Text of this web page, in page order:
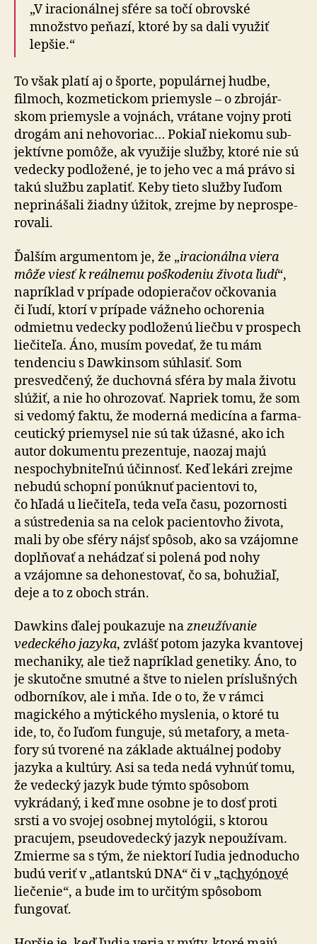
„V iracionálnej sfére sa točí obrovské
množstvo peňazí, ktoré by sa dali využiť
lepšie.“
To však platí aj o športe, populárnej hudbe,
filmoch, kozmetickom priemysle – o zbro­jár­
skom prie­mys­le a voj­nách, vrátane vojny proti
drogám ani ne­ho­vo­riac… Pokiaľ nie­komu sub­
jek­tívne pomôže, ak vyu­ži­je služby, ktoré nie sú
vedecky pod­lo­že­né, je to jeho vec a má právo si
takú službu zaplatiť. Keby tieto služby ľuďom
ne­pri­ná­ša­li žiadny úžitok, zrejme by ne­pros­pe­
ro­va­li.
Ďalším argumentom je, že „ira­cio­nálna viera
môže viesť k reál­nemu poš­ko­de­niu života ľudí“,
na­prík­lad v prí­pa­de odopieračov očkovania
či ľudí, ktorí v prípade vážneho ochorenia
odmietnu vedecky podloženú liečbu v prospech
liečiteľa. Áno, musím povedať, že tu mám
tendenciu s Dawkinsom súhlasiť. Som
presvedčený, že duchovná sféra by mala životu
slúžiť, a nie ho ohrozovať. Napriek tomu, že som
si vedomý faktu, že moderná medicína a far­ma­
ce­u­tic­ký prie­my­sel nie sú tak úžasné, ako ich
autor dokumentu pre­zen­tu­je, naozaj majú
nespo­chyb­ni­teľ­nú účinnosť. Keď lekári zrejme
nebudú schopní ponúknuť pacientovi to,
čo hľadá u lie­či­te­ľa, teda veľa času, pozornosti
a sústre­de­nia sa na celok pacientovho života,
mali by obe sféry nájsť spôsob, ako sa vzájomne
doplňovať a ne­há­dzať si polená pod nohy
a vzájomne sa de­ho­nes­to­vať, čo sa, bohu­žiaľ,
deje a to z oboch strán.
Dawkins ďalej poukazuje nazne­u­ží­va­nie
vedeckého jazyka, zvlášť potom jazyka kvantovej
mechaniky, ale tiež napríklad genetiky. Áno, to
je skutočne smutné a štve to nielen príslušných
odborníkov, ale i mňa. Ide o to, že v rámci
magického a mýtického myslenia, o ktoré tu
ide, to, čo ľuďom funguje, sú meta­fory, a meta­
fory sú tvorené na základe aktuálnej podoby
jazyka a kultúry. Asi sa teda nedá vyhnúť tomu,
že vedecký jazyk bude týmto spôsobom
vykrádaný, i keď mne osobne je to dosť proti
srsti a vo svojej osobnej my­to­ló­gii, s ktorou
pracujem, pse­u­do­ve­dec­ký jazyk ne­po­u­ží­vam.
Zmierme sa s tým, že nie­kto­rí ľudia jedno­ducho
budú veriť v „atlantskú DNA“ či v „tachyónové
liečenie“, a bude im to určitým spôsobom
fungovať.